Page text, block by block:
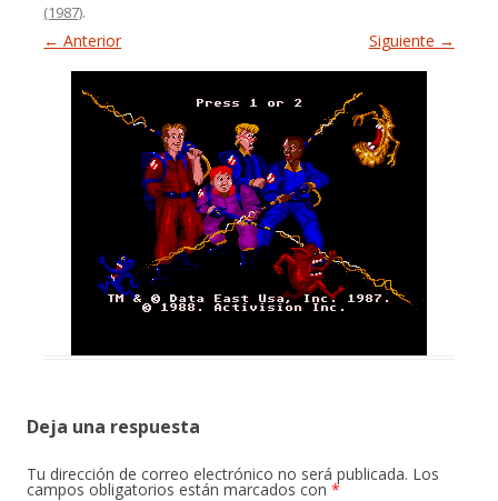
(1987).
← Anterior Siguiente →
Deja una respuesta
Tu dirección de correo electrónico no será publicada. Los
campos obligatorios están marcados con *